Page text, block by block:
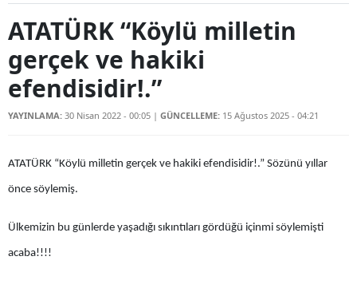
Antalya
Artvin
Bingöl
Bolu
ATATÜRK “Köylü milletin
gerçek ve hakiki
efendisidir!.”
YAYINLAMA: 30 Nisan 2022 - 00:05 | GÜNCELLEME: 15 Ağustos 2025 - 04:21
ATATÜRK “Köylü milletin gerçek ve hakiki efendisidir!.” Sözünü yıllar
önce söylemiş.
Ülkemizin bu günlerde yaşadığı sıkıntıları gördüğü içinmi söylemişti
acaba!!!!